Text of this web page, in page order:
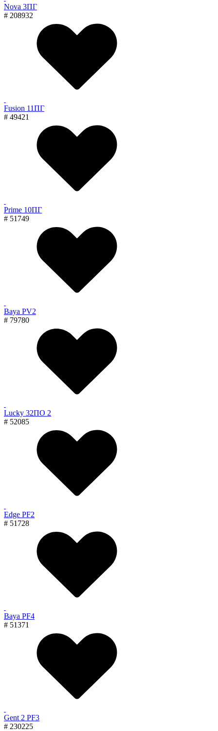
Nova 3ПГ
# 208932
Fusion 11ПГ
# 49421
Prime 10ПГ
# 51749
Baya PV2
# 79780
Lucky 32ПО 2
# 52085
Edge PF2
# 51728
Baya PF4
# 51371
Gent 2 PF3
# 230225